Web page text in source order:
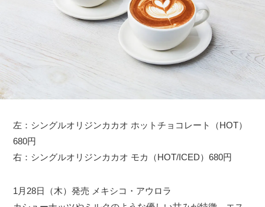
左：シングルオリジンカカオ ホットチョコレート（HOT）
680円
右：シングルオリジンカカオ モカ（HOT/ICED）680円
1月28日（木）発売 メキシコ・アウロラ